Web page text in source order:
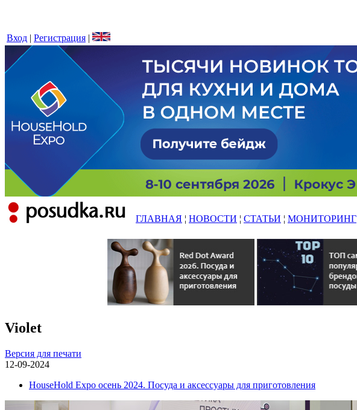
Вход | Регистрация |
ГЛАВНАЯ ¦ НОВОСТИ ¦ СТАТЬИ ¦ МОНИТОРИНГ
Violet
Версия для печати
12-09-2024
HouseHold Expo осень 2024. Посуда и аксессуары для приготовления